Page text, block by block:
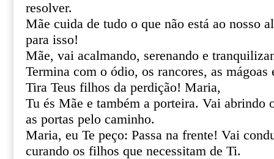
resolver.
Mãe cuida de tudo o que não está ao nosso
para isso!
Mãe, vai acalmando, serenando e
Termina com o ódio, os rancores, as mágoas
Tira Teus filhos da perdição! Maria,
Tu és Mãe e também a porteira. Vai abrindo
as portas pelo caminho.
Maria, eu Te peço: Passa na frente! Vai
curando os filhos que necessitam de Ti.